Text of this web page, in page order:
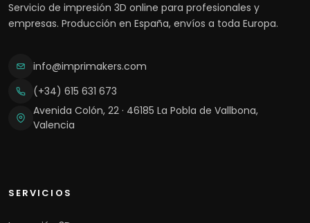
Servicio de impresión 3D online para profesionales y
empresas. Producción en España, envíos a toda Europa.
info@imprimakers.com
(+34) 615 631 673
Avenida Colón, 22 · 46185 La Pobla de Vallbona,
Valencia
SERVICIOS